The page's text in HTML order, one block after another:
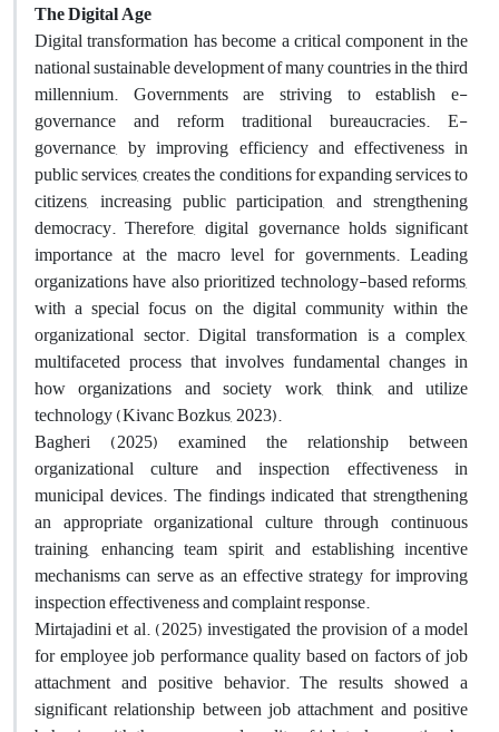
The Digital Age
Digital transformation has become a critical component in the
national sustainable development of many countries in the third
millennium. Governments are striving to establish e-
governance and reform traditional bureaucracies. E-
governance, by improving efficiency and effectiveness in
public services, creates the conditions for expanding services to
citizens, increasing public participation, and strengthening
democracy. Therefore, digital governance holds significant
importance at the macro level for governments. Leading
organizations have also prioritized technology-based reforms,
with a special focus on the digital community within the
organizational sector. Digital transformation is a complex,
multifaceted process that involves fundamental changes in
how organizations and society work, think, and utilize
technology (Kivanc Bozkus, 2023).
Bagheri (2025) examined the relationship between
organizational culture and inspection effectiveness in
municipal devices. The findings indicated that strengthening
an appropriate organizational culture through continuous
training, enhancing team spirit, and establishing incentive
mechanisms can serve as an effective strategy for improving
inspection effectiveness and complaint response.
Mirtajadini et al. (2025) investigated the provision of a model
for employee job performance quality based on factors of job
attachment and positive behavior. The results showed a
significant relationship between job attachment and positive